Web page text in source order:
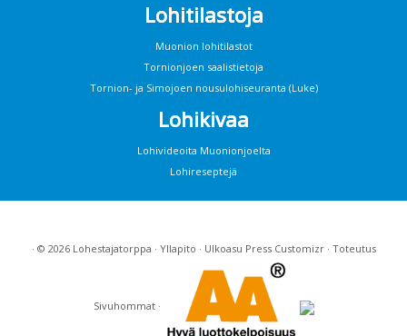
Lohitilastoja
Muonion lohitilastot
Tornionjoen saalistietoja
Tornion- ja Simojoen nousulohiseuranta (Luke)
Lohikivaa
Lohivideoita Muonionjoelta
Lohireseptejä
· © 2026 Lohestajatorppa · Yllapito · Ulkoasu Press Customizr· Toteutus
Sivuhommat·